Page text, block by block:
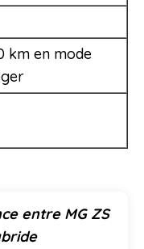
km en mode
entre MG ZS